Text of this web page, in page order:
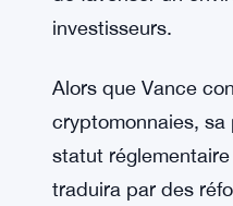
un changement
blockchain pour
Conclusion : Un
La critique ouverte
des
sein des cercles